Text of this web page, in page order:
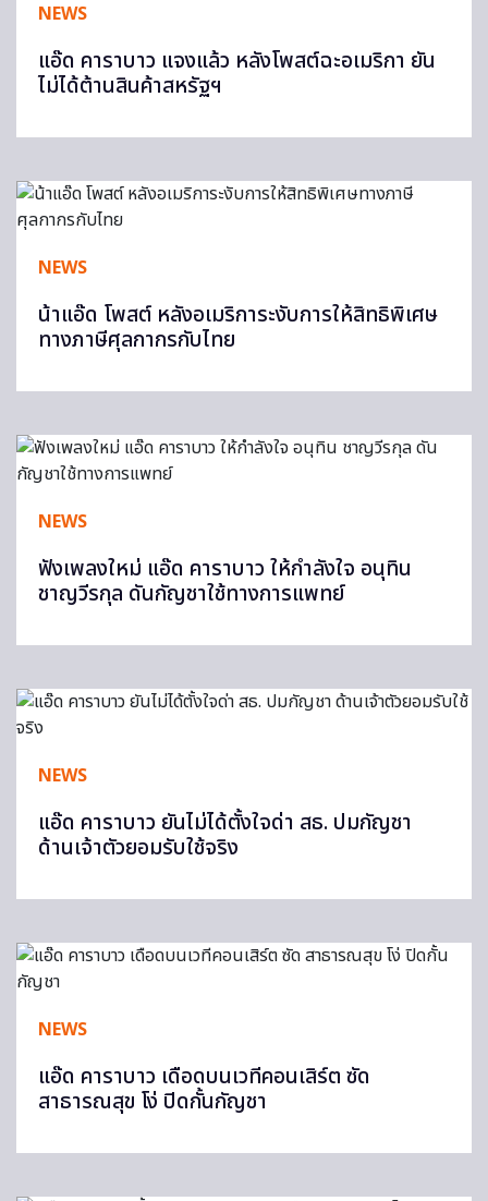
NEWS
แอ๊ด คาราบาว แจงแล้ว หลังโพสต์ฉะอเมริกา ยัน
ไม่ได้ต้านสินค้าสหรัฐฯ
NEWS
น้าแอ๊ด โพสต์ หลังอเมริการะงับการให้สิทธิพิเศษ
ทางภาษีศุลกากรกับไทย
NEWS
ฟังเพลงใหม่ แอ๊ด คาราบาว ให้กำลังใจ อนุทิน
ชาญวีรกุล ดันกัญชาใช้ทางการแพทย์
NEWS
แอ๊ด คาราบาว ยันไม่ได้ตั้งใจด่า สธ. ปมกัญชา
ด้านเจ้าตัวยอมรับใช้จริง
NEWS
แอ๊ด คาราบาว เดือดบนเวทีคอนเสิร์ต ซัด
สาธารณสุข โง่ ปิดกั้นกัญชา